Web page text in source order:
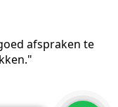
afspraken te